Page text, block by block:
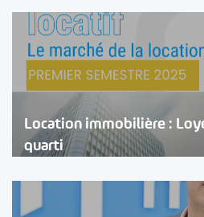
Location immobilière :
quarti